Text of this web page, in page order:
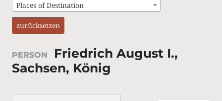
Places of Destination
zurücksetzen
PERSON
Friedrich August I.,
Sachsen, König